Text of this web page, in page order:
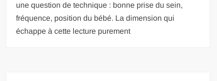
une question de technique : bonne prise du sein,
fréquence, position du bébé. La dimension qui
échappe à cette lecture purement